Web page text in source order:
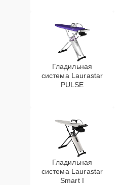
Гладильная
система Laurastar
PULSE
Гладильная
система Laurastar
Smart I